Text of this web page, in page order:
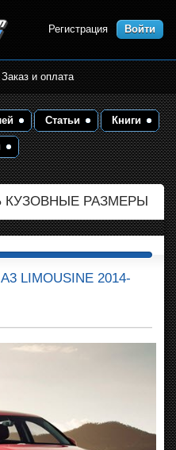
Регистрация Войти
Заказ и оплата
Статьи Книги
КУЗОВНЫЕ РАЗМЕРЫ
LIMOUSINE 2014-